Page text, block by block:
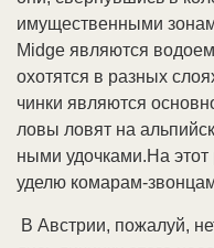
иму­ще­ст­вен­ны­ми
Midge яв­ля­ют­ся
охо­тят­ся в раз­ных
чин­ки яв­ля­ют­ся
ло­вы ло­вят на
ны­ми удоч­ка­ми.На
уде­лю ко­ма­рам-
В Ав­ст­рии, по­жа­луй,